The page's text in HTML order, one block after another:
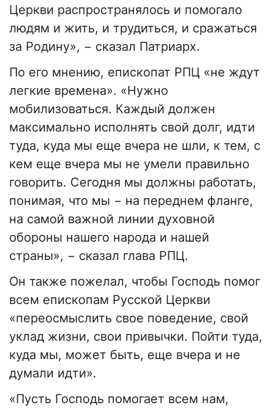
Церкви распространялось и помогало
людям и жить, и трудиться, и сражаться
за Родину», − сказал Патриарх.
По его мнению, епископат РПЦ «не ждут
легкие времена». «Нужно
мобилизоваться. Каждый должен
максимально исполнять свой долг, идти
туда, куда мы еще вчера не шли, к тем, с
кем еще вчера мы не умели правильно
говорить. Сегодня мы должны работать,
понимая, что мы − на переднем фланге,
на самой важной линии духовной
обороны нашего народа и нашей
страны», − сказал глава РПЦ.
Он также пожелал, чтобы Господь помог
всем епископам Русской Церкви
«переосмыслить свое поведение, свой
уклад жизни, свои привычки. Пойти туда,
куда мы, может быть, еще вчера и не
думали идти».
«Пусть Господь помогает всем нам,